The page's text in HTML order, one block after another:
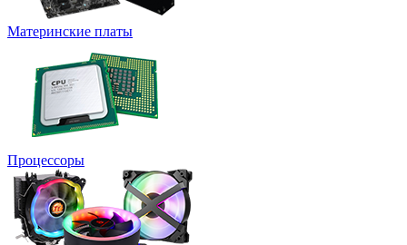
Материнские платы
Процессоры